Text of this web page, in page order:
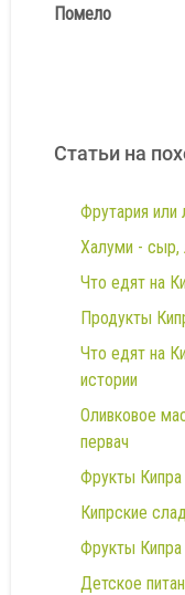
Помело
Статьи на
Фрутария или
Халуми - сыр,
Что едят на
Продукты
Что едят на
истории
Оливковое
первач
Фрукты
Кипрские
Фрукты Кипра
Детское